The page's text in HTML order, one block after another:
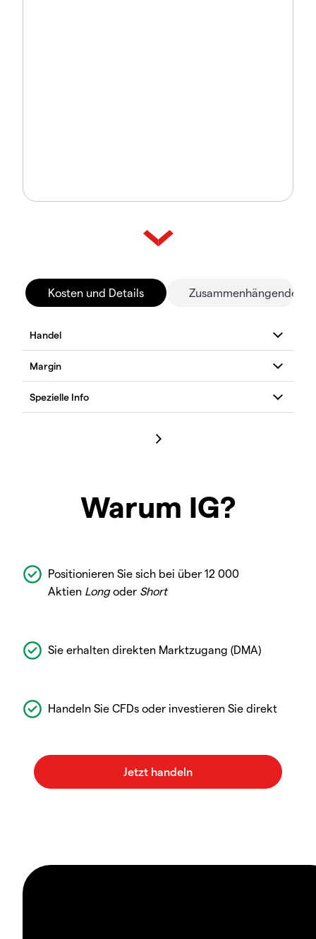
Kosten und Details Zusammenhängende
Warum IG?
Positionieren Sie sich bei über 12 000
Aktien Longoder Short
Sie erhalten direkten Marktzugang (DMA)
Handeln Sie CFDs oder investieren Sie direkt